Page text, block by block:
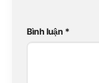
Bình luận *